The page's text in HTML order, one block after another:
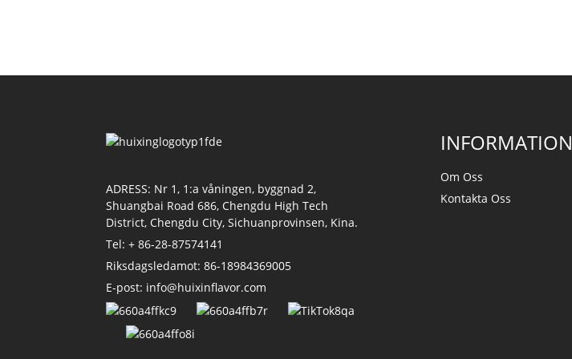
ADRESS: Nr 1, 1:a våningen, byggnad 2,
Shuangbai Road 686, Chengdu High Tech
District, Chengdu City, Sichuanprovinsen, Kina.
Tel: + 86-28-87574141
Riksdagsledamot: 86-18984369005
E-post: info@huixinflavor.com
INFORMATION
Om Oss
Kontakta Oss